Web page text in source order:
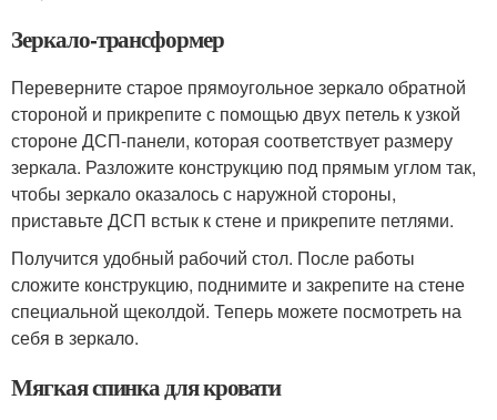
Зеркало-трансформер
Переверните старое прямоугольное зеркало обратной
стороной и прикрепите с помощью двух петель к узкой
стороне ДСП-панели, которая соответствует размеру
зеркала. Разложите конструкцию под прямым углом так,
чтобы зеркало оказалось с наружной стороны,
приставьте ДСП встык к стене и прикрепите петлями.
Получится удобный рабочий стол. После работы
сложите конструкцию, поднимите и закрепите на стене
специальной щеколдой. Теперь можете посмотреть на
себя в зеркало.
Мягкая спинка для кровати